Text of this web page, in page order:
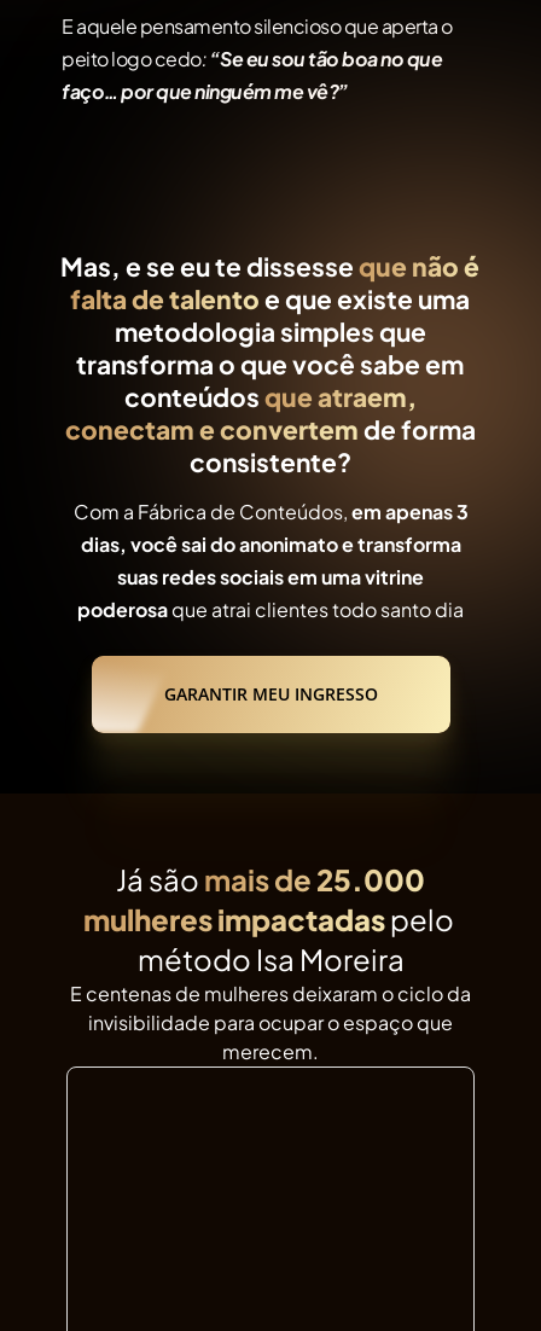
E aquele pensamento silencioso que aperta o
peito logo cedo:“Se eu sou tão boa no que
faço… por que ninguém me vê?”
Mas, e se eu te dissesseque não é
falta de talentoe que existe uma
metodologia simples que
transforma o que você sabe em
conteúdosque atraem,
conectam e convertemde forma
consistente?
Com a Fábrica de Conteúdos,em apenas 3
dias, você sai do anonimato e transforma
suas redes sociais em uma vitrine
poderosaque atrai clientes todo santo dia
GARANTIR MEU INGRESSO
Já são mais de 25.000
mulheres impactadaspelo
método Isa Moreira
E centenas de mulheres deixaram o ciclo da
invisibilidade para ocupar o espaço que
merecem.